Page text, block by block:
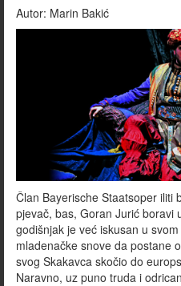
Autor: Marin Bakić
Član Bayerische Staatsoper iliti
pjevač, bas, Goran Jurić boravi
godišnjak je već iskusan u
mladenačke snove da postane
svog Skakavca skočio do
Naravno, uz puno truda i